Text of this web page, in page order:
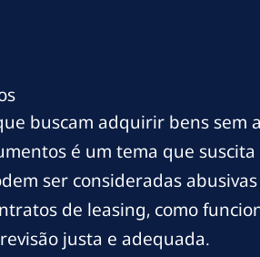
buscam adquirir bens sem a
é um tema que suscita
ser consideradas abusivas
de leasing, como
justa e adequada.